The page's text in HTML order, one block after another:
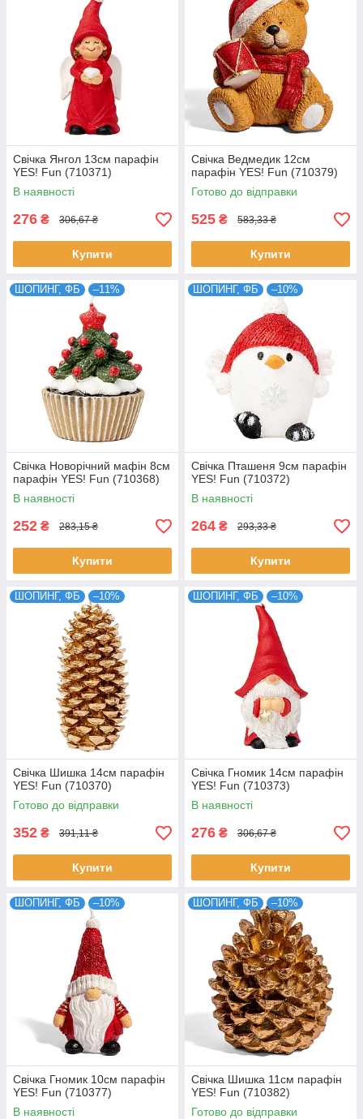
Свічка Янгол 13см парафін
YES! Fun (710371)
В наявності
276 ₴ 306,67 ₴
Купити
Свічка Ведмедик 12см
парафін YES! Fun (710379)
Готово до відправки
525 ₴ 583,33 ₴
Купити
ШОПИНГ, ФБ –11%
Свічка Новорічний мафін 8см
парафін YES! Fun (710368)
В наявності
252 ₴ 283,15 ₴
Купити
ШОПИНГ, ФБ –10%
Свічка Пташеня 9см парафін
YES! Fun (710372)
В наявності
264 ₴ 293,33 ₴
Купити
ШОПИНГ, ФБ –10%
Свічка Шишка 14см парафін
YES! Fun (710370)
Готово до відправки
352 ₴ 391,11 ₴
Купити
ШОПИНГ, ФБ –10%
Свічка Гномик 14см парафін
YES! Fun (710373)
В наявності
276 ₴ 306,67 ₴
Купити
ШОПИНГ, ФБ –10%
Свічка Гномик 10см парафін
YES! Fun (710377)
В наявності
ШОПИНГ, ФБ –10%
Свічка Шишка 11см парафін
YES! Fun (710382)
Готово до відправки